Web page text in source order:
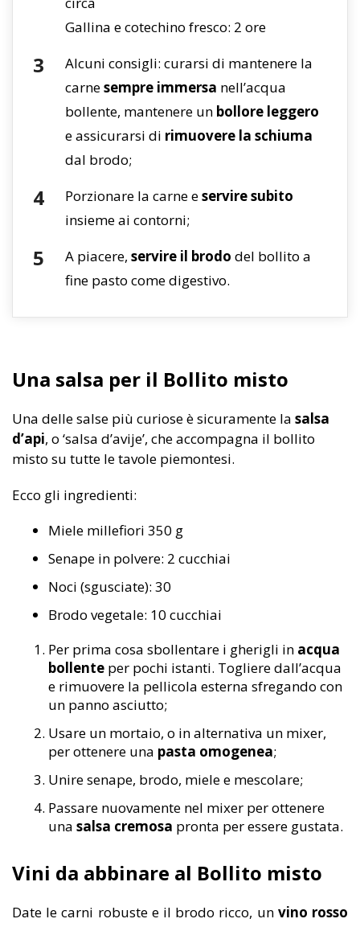
Gallina e cotechino fresco: 2 ore
Alcuni consigli: curarsi di mantenere la
carnesempre immersa nell’acqua
bollente, mantenere un bollore leggero
e assicurarsi di rimuovere la schiuma
dal brodo;
Porzionare la carne eservire subito
insieme ai contorni;
A piacere, servire il brodo del bollito a
fine pasto come digestivo.
Una salsa per il Bollito misto
Una delle salse più curiose è sicuramente la salsa
d’api, o ‘salsa d’avije’, che accompagna il bollito
misto su tutte le tavole piemontesi.
Ecco gli ingredienti:
Miele millefiori 350 g
Senape in polvere: 2 cucchiai
Noci (sgusciate): 30
Brodo vegetale: 10 cucchiai
Per prima cosa sbollentare i gherigli in acqua
bollente per pochi istanti. Togliere dall’acqua
e rimuovere la pellicola esterna sfregando con
un panno asciutto;
Usare un mortaio, o in alternativa un mixer,
per ottenere una pasta omogenea;
Unire senape, brodo, miele e mescolare;
Passare nuovamente nel mixer per ottenere
una salsa cremosa pronta per essere gustata.
Vini da abbinare al Bollito misto
Date le carni robuste e il brodo ricco, un vino rosso